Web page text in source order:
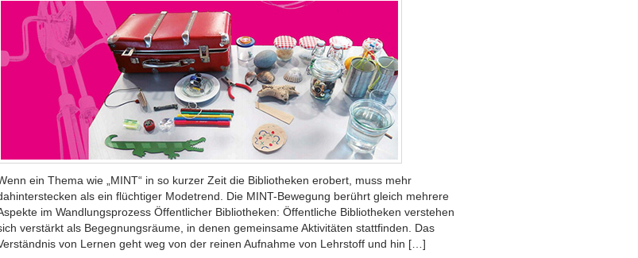
ein Thema wie „MINT“ in so kurzer Zeit die Bibliotheken erobert, muss mehr
als ein flüchtiger Modetrend. Die MINT-Bewegung berührt gleich mehrere
im Wandlungsprozess Öffentlicher Bibliotheken: Öffentliche Bibliotheken verstehen
verstärkt als Begegnungsräume, in denen gemeinsame Aktivitäten stattfinden. Das
von Lernen geht weg von der reinen Aufnahme von Lehrstoff und hin […]